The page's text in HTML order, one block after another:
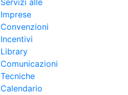
Servizi alle
Imprese
Convenzioni
Incentivi
Library
Comunicazioni
Tecniche
Calendario